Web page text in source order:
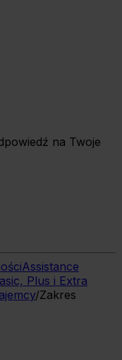
na Twoje
Assistance
Plus i Extra
/Zakres